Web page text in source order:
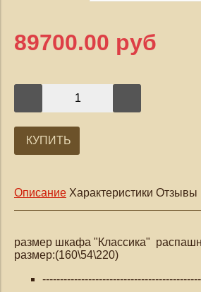
89700.00 руб
КУПИТЬ
Описание Характеристики Отзывы
размер шкафа "Классика"
размер:(160\54\220)